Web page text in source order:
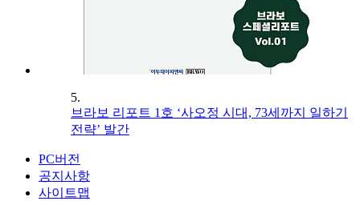
5.
브라보 리포트 1호 ‘사오정 시대, 73세까지 일하기
전략’ 발간
PC버전
공지사항
사이트맵